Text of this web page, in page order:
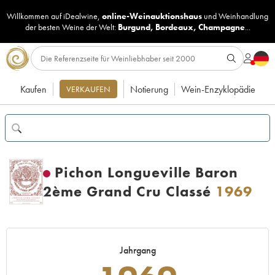
Willkommen auf iDealwine, online-Weinauktionshaus undWeinhandlung
der besten Weine der Welt: Burgund, Bordeaux, Champagne...
Kaufen VERKAUFEN Notierung Wein-Enzyklopädie
Pichon Longueville Baron
2ème Grand Cru Classé 1969
Jahrgang